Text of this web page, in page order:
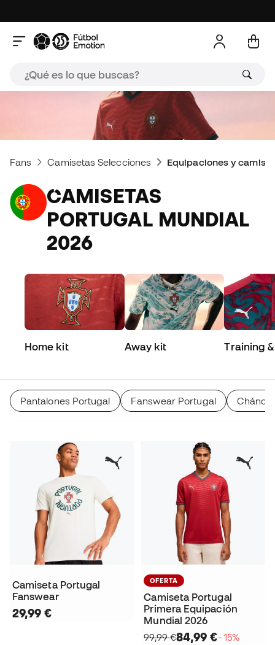
Fans Camisetas Selecciones Equipaciones y
CAMISETAS
PORTUGAL MUNDIAL
2026
Home kit Away kit
Training
Pantalones Portugal Fanswear Portugal
Camiseta Portugal
Fanswear
29,99 €
OFERTA
Camiseta Portugal
Primera Equipación
Mundial 2026
99,99 €84,99 €−15%